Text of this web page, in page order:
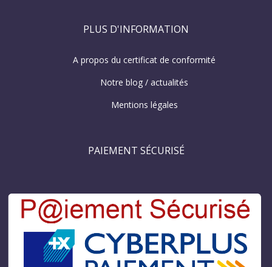
PLUS D'INFORMATION
A propos du certificat de conformité
Notre blog / actualités
Mentions légales
PAIEMENT SÉCURISÉ